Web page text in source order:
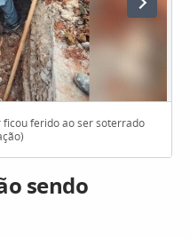
ferido ao ser soterrado
sendo